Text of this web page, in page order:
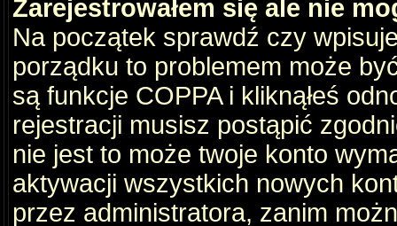
Zarejestrowałem się ale nie
Na początek sprawdź czy
porządku to problemem może
są funkcje COPPA i kliknąłeś
rejestracji musisz postąpić
nie jest to może twoje konto
aktywacji wszystkich nowych
przez administratora, zanim